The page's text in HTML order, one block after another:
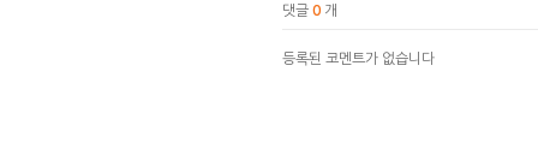
댓글 0 개
등록된 코멘트가 없습니다